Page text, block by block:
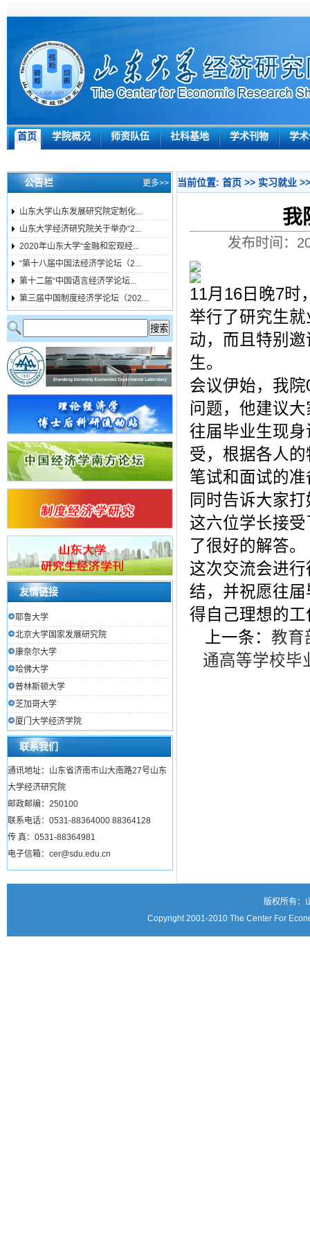
首页 学院概况 师资队伍 社科基地 学术刊物 学
公告栏 更多>>
山东大学山东发展研究院定制化...
山东大学经济研究院关于举办“2...
2020年山东大学“金融和宏观经...
“第十八届中国法经济学论坛（2...
第十二届“中国语言经济学论坛...
第三届中国制度经济学论坛（202...
友情链接
耶鲁大学
北京大学国家发展研究院
康奈尔大学
哈佛大学
普林斯顿大学
芝加哥大学
厦门大学经济学院
联系我们
通讯地址：山东省济南市山大南路27号山东
大学经济研究院
邮政邮编：250100
联系电话：0531-88364000 88364128
传 真：0531-88364981
电子信箱：cer@sdu.edu.cn
当前位置: 首页 >> 实习就业
我
发布时间：
11月16日晚7时
举行了研究生
动，而且特别
生。
会议伊始，我
问题，他建议
往届毕业生现
受，根据各人
笔试和面试的
同时告诉大家
这六位学长接
了很好的解答。
这次交流会进
结，并祝愿往
得自己理想的工
上一条： 教育
通高等学校毕
版权所有：
Copyright 2001-2010 The Center For